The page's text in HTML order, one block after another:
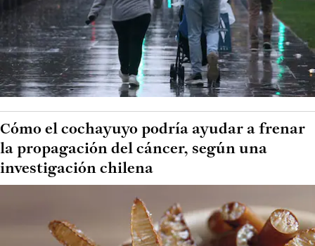
Cómo el cochayuyo podría ayudar a frenar
la propagación del cáncer, según una
investigación chilena